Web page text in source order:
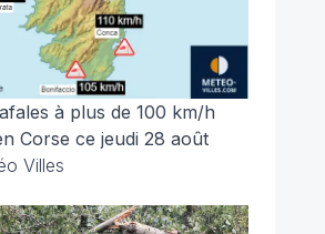
à plus de 100 km/h
Corse ce jeudi 28 août
Villes